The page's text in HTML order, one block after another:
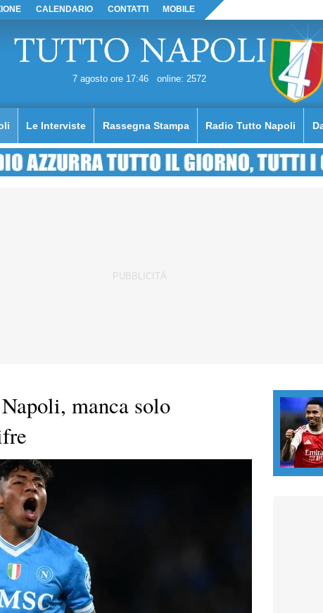
CALENDARIO CONTATTI MOBILE
7 agosto ore 17:46 online: 2572
Le Interviste Rassegna Stampa Radio Tutto Napoli
manca solo